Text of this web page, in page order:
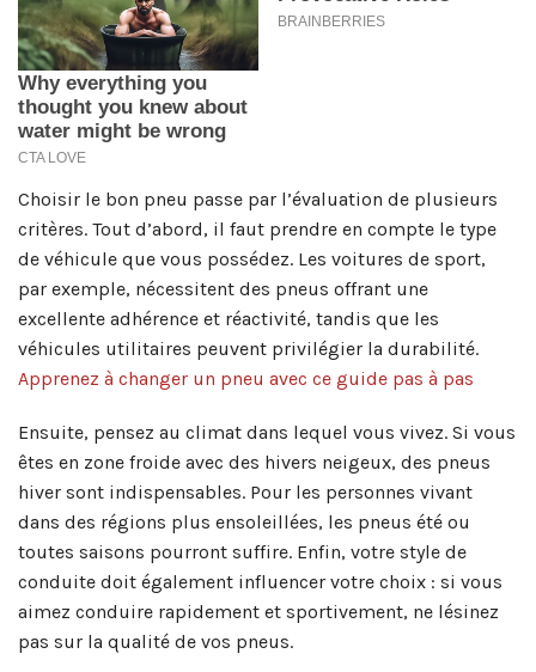
Choisir le bon pneu passe par l’évaluation de plusieurs
critères. Tout d’abord, il faut prendre en compte le type
de véhicule que vous possédez. Les voitures de sport,
par exemple, nécessitent des pneus offrant une
excellente adhérence et réactivité, tandis que les
véhicules utilitaires peuvent privilégier la durabilité.
Apprenez à changer un pneu avec ce guide pas à pas
Ensuite, pensez au climat dans lequel vous vivez. Si vous
êtes en zone froide avec des hivers neigeux, des pneus
hiver sont indispensables. Pour les personnes vivant
dans des régions plus ensoleillées, les pneus été ou
toutes saisons pourront suffire. Enfin, votre style de
conduite doit également influencer votre choix : si vous
aimez conduire rapidement et sportivement, ne lésinez
pas sur la qualité de vos pneus.